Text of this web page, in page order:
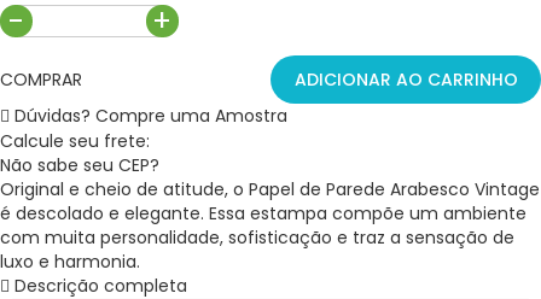
- +
COMPRAR
ADICIONAR AO CARRINHO
Dúvidas? Compre uma Amostra
Calcule seu frete:
Não sabe seu CEP?
Original e cheio de atitude, o Papel de Parede Arabesco Vintage
é descolado e elegante. Essa estampa compõe um ambiente
com muita personalidade, sofisticação e traz a sensação de
luxo e harmonia.
Descrição completa